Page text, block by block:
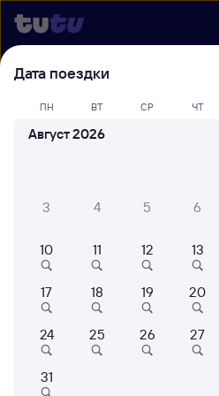
Выберите день,
билеты Миасс-1 —
22 года работаем для вас
Куда
Когда
Кто едет
Найти
Дата поездки
ПН ВТ СР ЧТ
Август 2026
3 4 5 6
10 11 12 13
17 18 19 20
24 25 26 27
31